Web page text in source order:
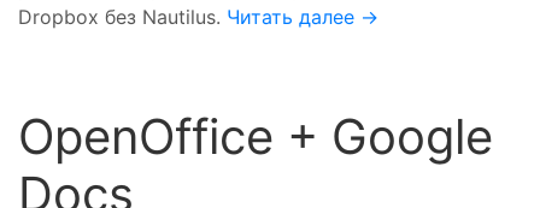
Dropbox без Nautilus. Читать далее →
OpenOffice + Google
Docs